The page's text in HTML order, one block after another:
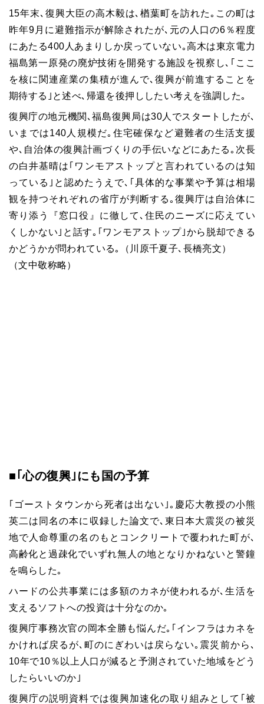
15年末､復興大臣の高木毅は､楢葉町を訪れた｡この町は
昨年9月に避難指示が解除されたが､元の人口の6％程度
にあたる400人あまりしか戻っていない｡高木は東京電力
福島第一原発の廃炉技術を開発する施設を視察し､｢ここ
を核に関連産業の集積が進んで､復興が前進することを
期待する｣と述べ､帰還を後押ししたい考えを強調した｡
復興庁の地元機関､福島復興局は30人でスタートしたが､
いまでは140人規模だ｡住宅確保など避難者の生活支援
や､自治体の復興計画づくりの手伝いなどにあたる｡次長
の白井基晴は｢ワンモアストップと言われているのは知
っている｣と認めたうえで､｢具体的な事業や予算は相場
観を持つそれぞれの省庁が判断する｡復興庁は自治体に
寄り添う『窓口役』に徹して､住民のニーズに応えてい
くしかない｣と話す｡｢ワンモアストップ｣から脱却できる
かどうかが問われている｡（川原千夏子､長橋亮文）
（文中敬称略）
■｢心の復興｣にも国の予算
｢ゴーストタウンから死者は出ない｣｡慶応大教授の小熊
英二は同名の本に収録した論文で､東日本大震災の被災
地で人命尊重の名のもとコンクリートで覆われた町が､
高齢化と過疎化でいずれ無人の地となりかねないと警鐘
を鳴らした｡
ハードの公共事業には多額のカネが使われるが､生活を
支えるソフトへの投資は十分なのか｡
復興庁事務次官の岡本全勝も悩んだ｡｢インフラはカネを
かければ戻るが､町のにぎわいは戻らない｡震災前から､
10年で10％以上人口が減ると予測されていた地域をどう
したらいいのか｣
復興庁の説明資料では復興加速化の取り組みとして｢被